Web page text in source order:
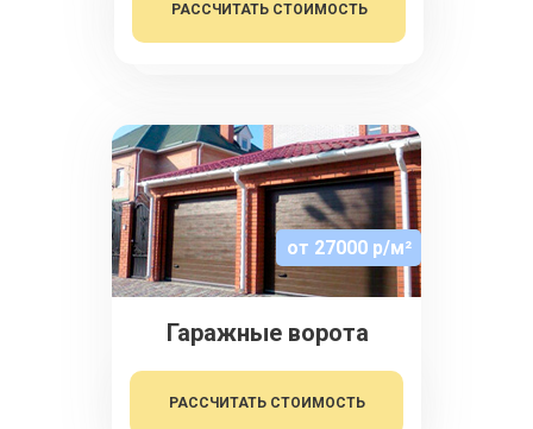
Гаражные ворота
от 27000 р/м²
РАССЧИТАТЬ СТОИМОСТЬ
РАССЧИТАТЬ СТОИМОСТЬ